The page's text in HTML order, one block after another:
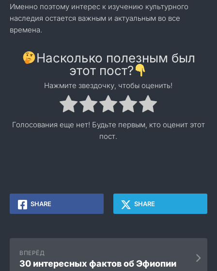
Именно поэтому интерес к изучению культурного
наследия остается важным и актуальным во все
времена.
Насколько полезным был
этот пост?
Нажмите звездочку, чтобы оценить!
Голосования еще нет! Будьте первым, кто оценит этот
пост.
SHARE SHARE
ВПЕРЁД
30 интересных фактов об Эфиопии